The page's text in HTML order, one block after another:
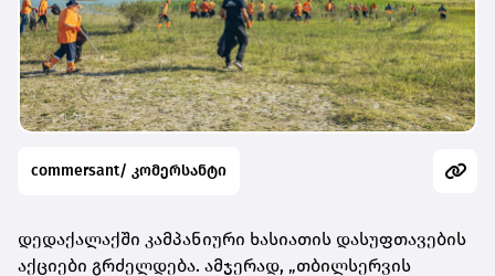
commersant/ კომერსანტი
დედაქალაქში კამპანიური ხასიათის დასუფთავების
აქციები გრძელდება. ამჯერად, „თბილსერვის